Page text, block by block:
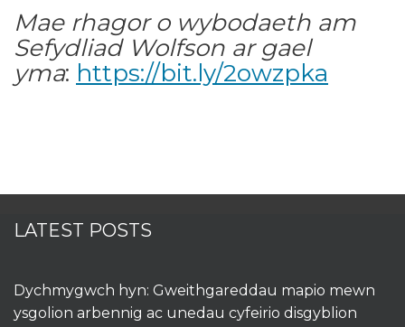
Mae rhagor o wybodaeth am
Sefydliad Wolfson ar gael
yma: https://bit.ly/2owzpka
LATEST POSTS
Dychmygwch hyn: Gweithgareddau mapio mewn
ysgolion arbennig ac unedau cyfeirio disgyblion